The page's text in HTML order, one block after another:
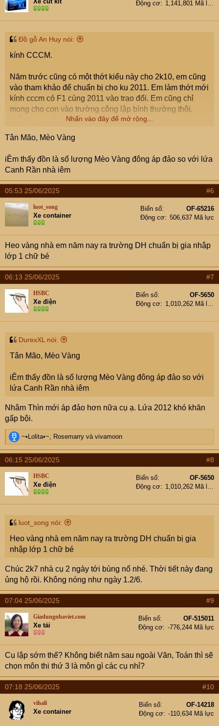
Động cơ
1,141,801 Mã lực
Đồ gỗ An Huy nói:
kính CCCM.
Năm trước cũng có một thớt kiểu này cho 2k10, em cũng
vào tham khảo để chuẩn bị cho ku 2011. Em làm thớt mới
kính cccm có F1 cùng 2011 vào trao đổi. Em cũng chỉ
mong cho con vào trường công lập bình thường thôi,
không mơ ước cao sang.Nhấn vào đây để mở rộng...
Tân Mão, Mèo Vàng
iÊm thấy đồn là số lượng Mèo Vàng đông áp đảo so với lứa
Canh Rần nhà iêm
05:53 25/06/2025 #6
luot_song
Xe container
Biển số
OF-65216
Động cơ
506,637 Mã lực
Heo vàng nhà em năm nay ra trường DH chuẩn bị gia nhập
lớp 1 chữ bé
06:13 25/06/2025 #7
HSBC
Xe điện
Biển số
OF-5650
Động cơ
1,010,262 Mã lực
DurexXL nói:
Tân Mão, Mèo Vàng
iÊm thấy đồn là số lượng Mèo Vàng đông áp đảo so với
lứa Canh Rần nhà iêm
Nhâm Thìn mới áp đảo hơn nữa cụ ạ. Lứa 2012 khó khăn
gấp bội.
R
e
a
c
t
i
o
n
s
~•Lolita•~, Rosemarry và vivamoon
06:15 25/06/2025 #8
HSBC
Xe điện
Biển số
OF-5650
Động cơ
1,010,262 Mã lực
luot_song nói:
Heo vàng nhà em năm nay ra trường DH chuẩn bị gia
nhập lớp 1 chữ bé
Chúc 2k7 nhà cụ 2 ngày tới bùng nổ nhé. Thời tiết này đang
ủng hộ rồi. Không nóng như ngày 1.2/6.
07:04 25/06/2025 #9
Giadungnhaviet.com
Xe tải
Biển số
OF-515011
Động cơ
-776,244 Mã lực
Cụ lập sớm thế? Không biết năm sau ngoài Văn, Toán thì sẽ
chọn môn thi thứ 3 là môn gì các cụ nhỉ?
07:18 25/06/2025 #10
vihali
Xe container
Biển số
OF-14218
Động cơ
-110,634 Mã lực